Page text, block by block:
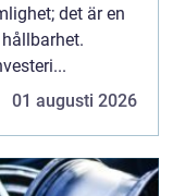
det är en
01 augusti 2026